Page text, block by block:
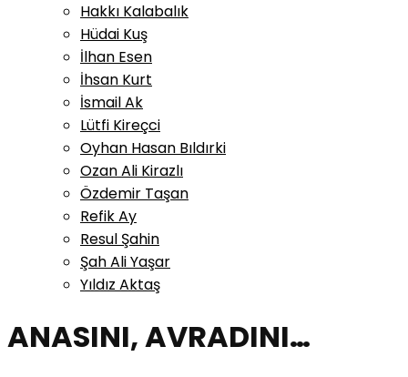
Hakkı Kalabalık
Hüdai Kuş
İlhan Esen
İhsan Kurt
İsmail Ak
Lütfi Kireçci
Oyhan Hasan Bıldırki
Ozan Ali Kirazlı
Özdemir Taşan
Refik Ay
Resul Şahin
Şah Ali Yaşar
Yıldız Aktaş
ANASINI, AVRADINI…